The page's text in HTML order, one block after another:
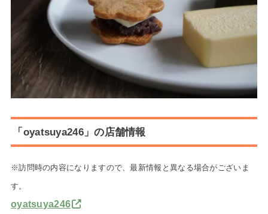
「oyatsuya246」の店舗情報
※訪問時の内容になりますので、最新情報と異なる場合がございま
す。
oyatsuya246